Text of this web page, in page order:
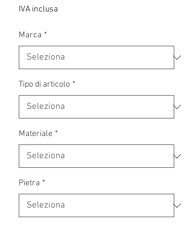
IVA inclusa
Marca *
Tipo di articolo *
Materiale *
Pietra *